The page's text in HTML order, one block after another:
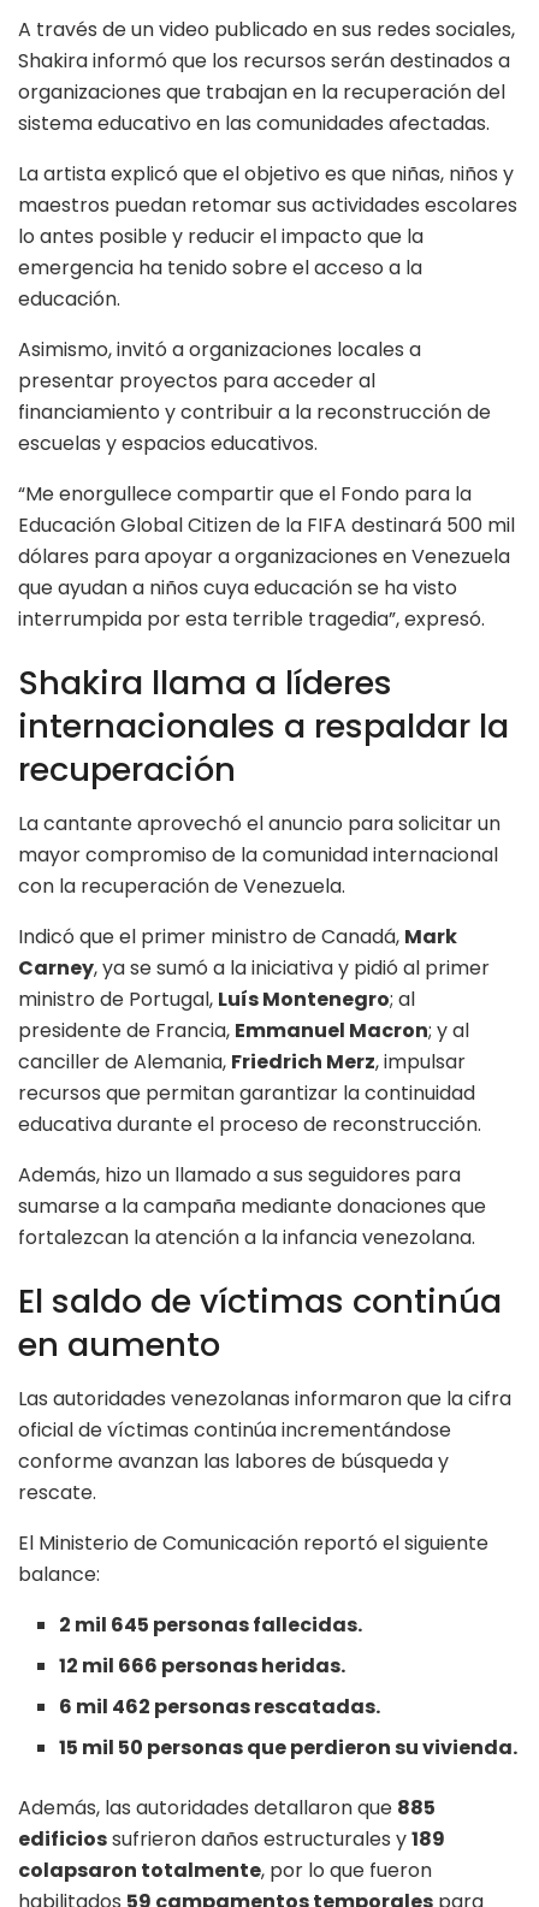
A través de un video publicado en sus redes sociales,
Shakira informó que los recursos serán destinados a
organizaciones que trabajan en la recuperación del
sistema educativo en las comunidades afectadas.
La artista explicó que el objetivo es que niñas, niños y
maestros puedan retomar sus actividades escolares
lo antes posible y reducir el impacto que la
emergencia ha tenido sobre el acceso a la
educación.
Asimismo, invitó a organizaciones locales a
presentar proyectos para acceder al
financiamiento y contribuir a la reconstrucción de
escuelas y espacios educativos.
“Me enorgullece compartir que el Fondo para la
Educación Global Citizen de la FIFA destinará 500 mil
dólares para apoyar a organizaciones en Venezuela
que ayudan a niños cuya educación se ha visto
interrumpida por esta terrible tragedia”, expresó.
Shakira llama a líderes
internacionales a respaldar la
recuperación
La cantante aprovechó el anuncio para solicitar un
mayor compromiso de la comunidad internacional
con la recuperación de Venezuela.
Indicó que el primer ministro de Canadá, Mark
Carney, ya se sumó a la iniciativa y pidió al primer
ministro de Portugal, Luís Montenegro; al
presidente de Francia, Emmanuel Macron; y al
canciller de Alemania, Friedrich Merz, impulsar
recursos que permitan garantizar la continuidad
educativa durante el proceso de reconstrucción.
Además, hizo un llamado a sus seguidores para
sumarse a la campaña mediante donaciones que
fortalezcan la atención a la infancia venezolana.
El saldo de víctimas continúa
en aumento
Las autoridades venezolanas informaron que la cifra
oficial de víctimas continúa incrementándose
conforme avanzan las labores de búsqueda y
rescate.
El Ministerio de Comunicación reportó el siguiente
balance:
2 mil 645 personas fallecidas.
12 mil 666 personas heridas.
6 mil 462 personas rescatadas.
15 mil 50 personas que perdieron su vivienda.
Además, las autoridades detallaron que 885
edificiossufrieron daños estructurales y189
colapsaron totalmente, por lo que fueron